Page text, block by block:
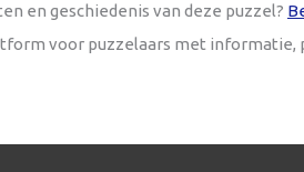
en geschiedenis van deze puzzel?
voor puzzelaars met informatie,